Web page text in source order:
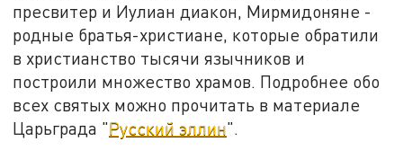
пресвитер и Иулиан диакон, Мирмидоняне -
родные братья-христиане, которые обратили
в христианство тысячи язычников и
построили множество храмов. Подробнее обо
всех святых можно прочитать в материале
Царьграда "Русский эллин".